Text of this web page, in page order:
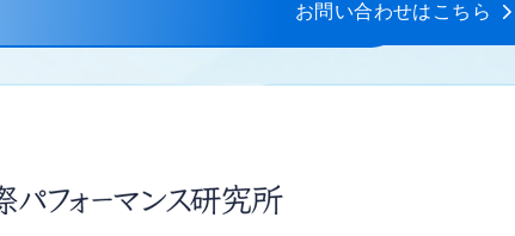
お問い合わせはこちら